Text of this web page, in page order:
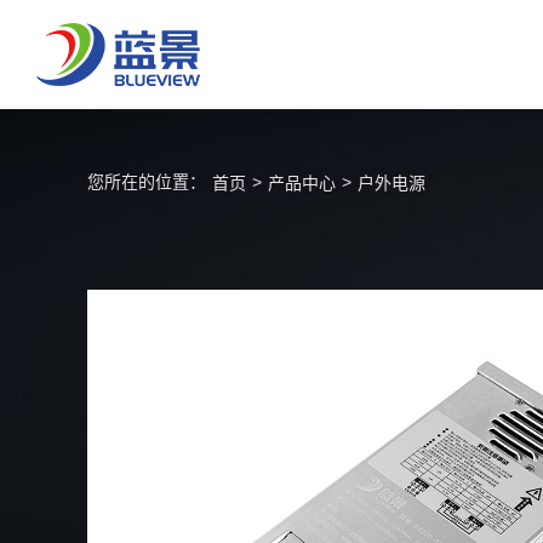
您所在的位置： 首页 > 产品中心 > 户外电源